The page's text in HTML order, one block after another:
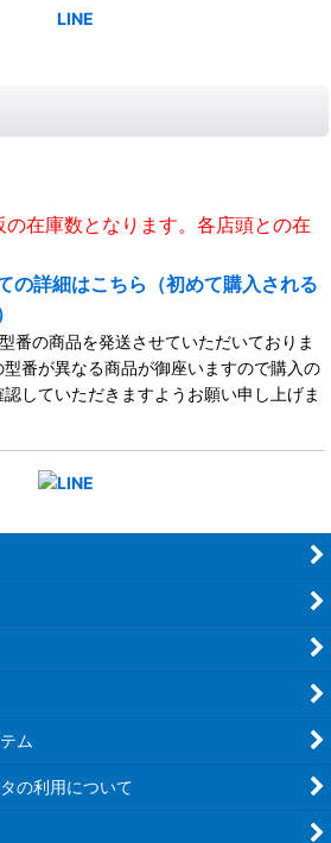
在庫数となります。各店頭との在
の詳細はこちら（初めて購入される
番の商品を発送させていただいておりま
番が異なる商品が御座いますので購入の
していただきますようお願い申し上げま
ム
の利用について